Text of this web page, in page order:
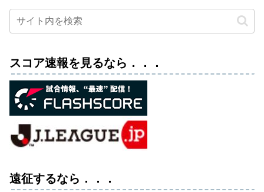
スコア速報を見るなら．．．
遠征するなら．．．